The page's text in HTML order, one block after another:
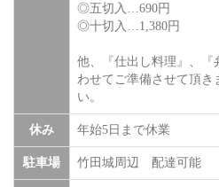
◎五切入…690円
◎十切入…1,380円
他、『仕出し料理』、『
わせてご準備させて頂き
い。
休み 年始5日まで休業
駐車場 竹田城周辺 配達可能